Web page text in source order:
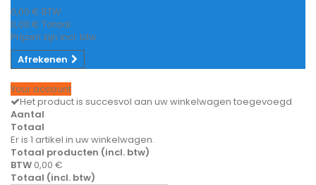
0,00 € BTW
0,00 € Totaal
Prijzen zijn incl. btw
Afrekenen
Your account
Het product is succesvol aan uw winkelwagen toegevoegd
Aantal
Totaal
Er is 1 artikel in uw winkelwagen.
Totaal producten (incl. btw)
BTW 0,00 €
Totaal (incl. btw)